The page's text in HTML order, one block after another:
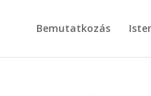
Bemutatkozás